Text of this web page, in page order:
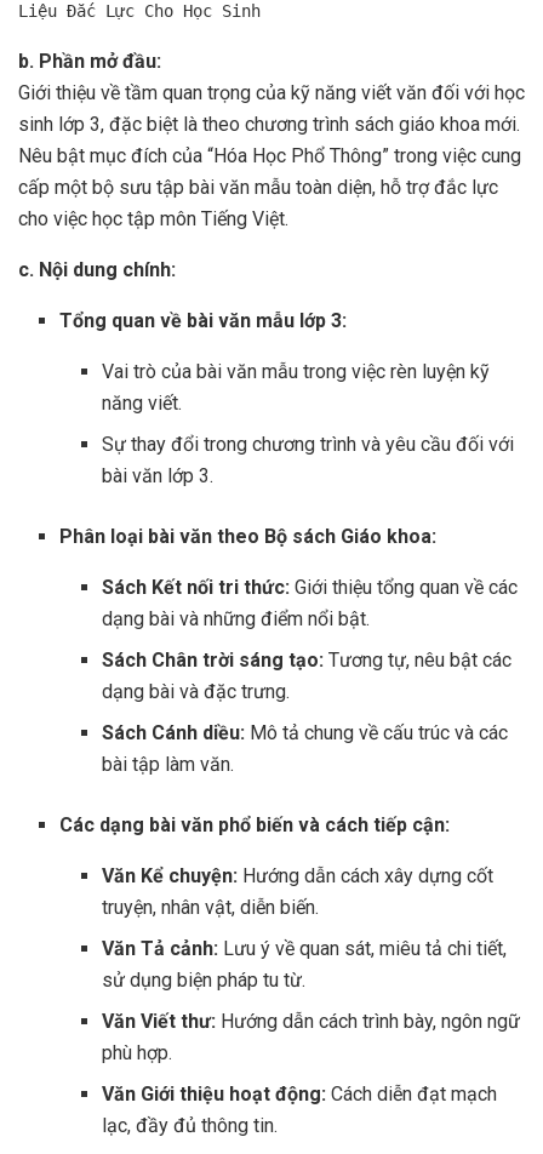
Liệu Đắc Lực Cho Học Sinh
b. Phần mở đầu:
Giới thiệu về tầm quan trọng của kỹ năng viết văn đối với học
sinh lớp 3, đặc biệt là theo chương trình sách giáo khoa mới.
Nêu bật mục đích của “Hóa Học Phổ Thông” trong việc cung
cấp một bộ sưu tập bài văn mẫu toàn diện, hỗ trợ đắc lực
cho việc học tập môn Tiếng Việt.
c. Nội dung chính:
Tổng quan về bài văn mẫu lớp 3:
Vai trò của bài văn mẫu trong việc rèn luyện kỹ
năng viết.
Sự thay đổi trong chương trình và yêu cầu đối với
bài văn lớp 3.
Phân loại bài văn theo Bộ sách Giáo khoa:
Sách Kết nối tri thức:Giới thiệu tổng quan về các
dạng bài và những điểm nổi bật.
Sách Chân trời sáng tạo:Tương tự, nêu bật các
dạng bài và đặc trưng.
Sách Cánh diều:Mô tả chung về cấu trúc và các
bài tập làm văn.
Các dạng bài văn phổ biến và cách tiếp cận:
Văn Kể chuyện:Hướng dẫn cách xây dựng cốt
truyện, nhân vật, diễn biến.
Văn Tả cảnh:Lưu ý về quan sát, miêu tả chi tiết,
sử dụng biện pháp tu từ.
Văn Viết thư:Hướng dẫn cách trình bày, ngôn ngữ
phù hợp.
Văn Giới thiệu hoạt động:Cách diễn đạt mạch
lạc, đầy đủ thông tin.